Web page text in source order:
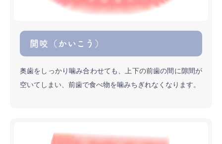
開咬（かいこう）
奥歯をしっかり噛み合わせても、上下の前歯の間に隙間が
空いてしまい、前歯で食べ物を噛みちぎれなくなります。